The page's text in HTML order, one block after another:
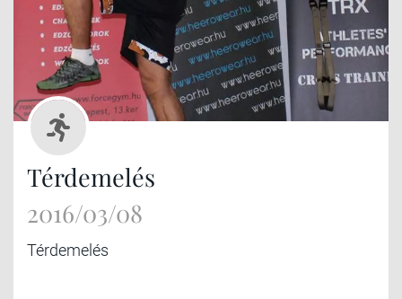
Térdemelés
2016/03/08
Térdemelés